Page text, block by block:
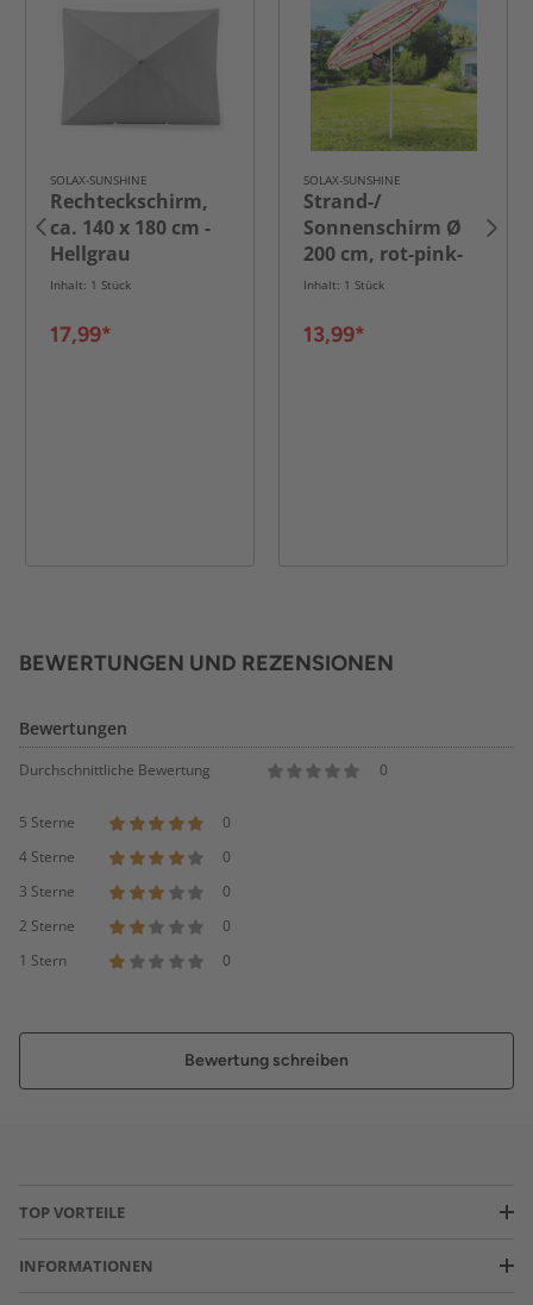
SOLAX-SUNSHINE
Rechteckschirm,
ca. 140 x 180 cm -
Hellgrau
Inhalt: 1 Stück
17,99*
SOLAX-SUNSHINE
Strand-/
Sonnenschirm Ø
200 cm, rot-pink-
gelb-hellblau
Inhalt: 1 Stück
13,99*
BEWERTUNGEN UND REZENSIONEN
Bewertungen
Durchschnittliche Bewertung 0
5 Sterne
0
4 Sterne
0
3 Sterne
0
2 Sterne
0
1 Stern
0
Bewertung schreiben
TOP VORTEILE
INFORMATIONEN